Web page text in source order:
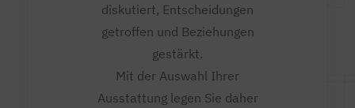
diskutiert, Entscheidungen
getroffen und Beziehungen
gestärkt.
Mit der Auswahl Ihrer
Ausstattung legen Sie daher